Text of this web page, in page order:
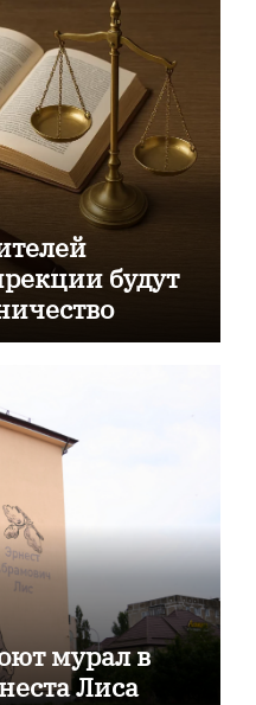
будут
мурал в
Лиса